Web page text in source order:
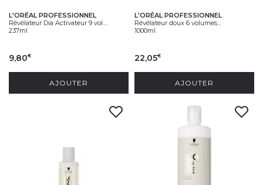
L'ORÉAL PROFESSIONNEL
Révélateur Dia Activateur 9 vol....
237ml
9,80€
AJOUTER
L'ORÉAL PROFESSIONNEL
Révélateur doux 6 volumes...
1000ml
22,05€
AJOUTER